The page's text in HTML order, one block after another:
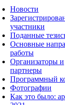
Новости
участники
Поданные
Основные
работы
Организаторы и
партнеры
Программный
Фотографии
Как это было: